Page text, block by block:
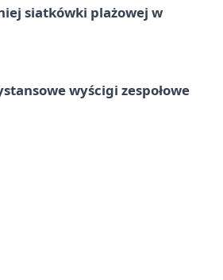
siatkówki plażowej w
wyścigi zespołowe